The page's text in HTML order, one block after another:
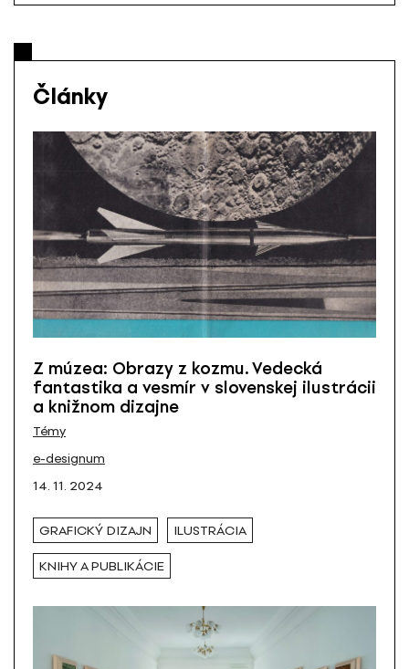
Články
Z múzea: Obrazy z kozmu. Vedecká
fantastika a vesmír v slovenskej ilustrácii
a knižnom dizajne
Témy
e-designum
14. 11. 2024
GRAFICKÝ DIZAJN ILUSTRÁCIA
KNIHY A PUBLIKÁCIE